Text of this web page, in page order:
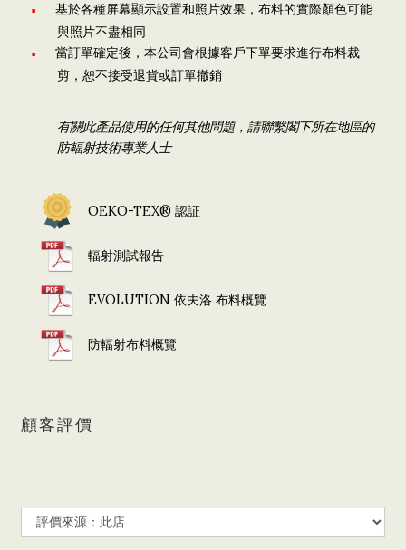
基於各種屏幕顯示設置和照片效果，布料的實際顏色可能
與照片不盡相同
當訂單確定後，本公司會根據客戶下單要求進行布料裁
剪，恕不接受退貨或訂單撤銷
有關此產品使用的任何其他問題，請聯繫閣下所在地區的
防輻射技術專業人士
OEKO-TEX® 認証
輻射測試報告
EVOLUTION 依夫洛 布料概覽
防輻射布料概覽
顧客評價